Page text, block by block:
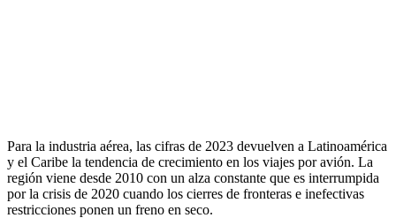
Para la industria aérea, las cifras de 2023 devuelven a Latinoamérica
y el Caribe la tendencia de crecimiento en los viajes por avión. La
región viene desde 2010 con un alza constante que es interrumpida
por la crisis de 2020 cuando los cierres de fronteras e inefectivas
restricciones ponen un freno en seco.